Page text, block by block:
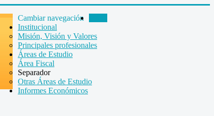
Cambiar navegación
Institucional
Misión, Visión y Valores
Principales profesionales
Áreas de Estudio
Área Fiscal
Separador
Otras Áreas de Estudio
Informes Económicos